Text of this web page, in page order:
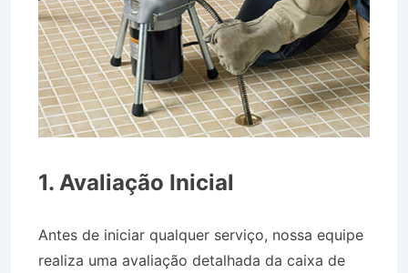
1. Avaliação Inicial
Antes de iniciar qualquer serviço, nossa equipe
realiza uma avaliação detalhada da caixa de